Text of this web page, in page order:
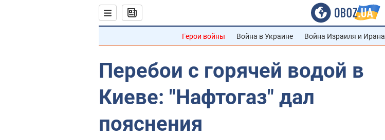
Герои войны Война в Украине Война Израиля и Ирана
Перебои с горячей водой в
Киеве: "Нафтогаз" дал
пояснения